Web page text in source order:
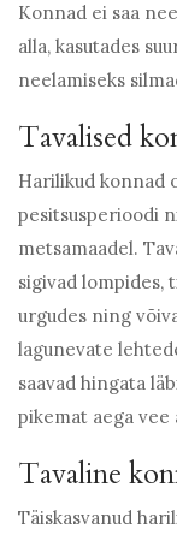
Konnad ei saa
alla, kasutades
neelamiseks
Tavalised
Harilikud konnad
pesitsusperioodi
metsamaadel.
sigivad lompides,
urgudes ning
lagunevate
saavad hingata
pikemat aega vee
Tavaline
Täiskasvanud